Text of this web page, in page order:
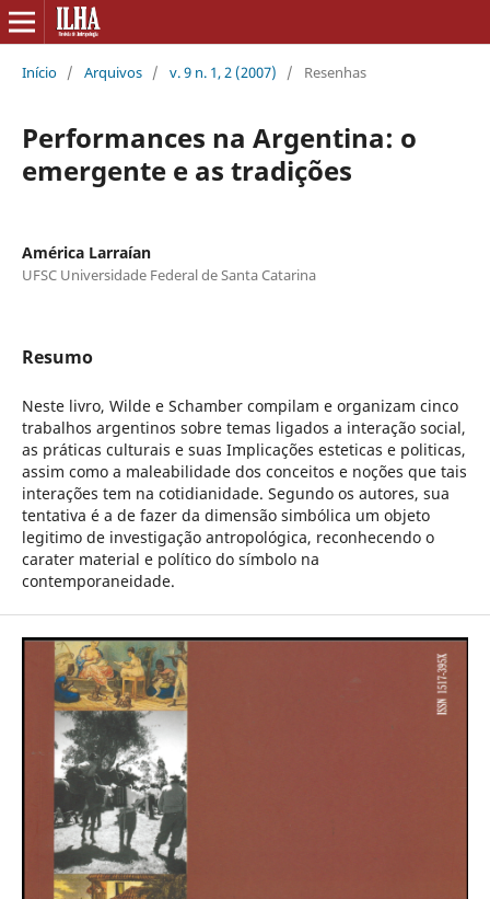
Início / Arquivos / v. 9 n. 1, 2 (2007) / Resenhas
Performances na Argentina: o
emergente e as tradições
América Larraían
UFSC Universidade Federal de Santa Catarina
Resumo
Neste livro, Wilde e Schamber compilam e organizam cinco
trabalhos argentinos sobre temas ligados a interação social,
as práticas culturais e suas Implicações esteticas e politicas,
assim como a maleabilidade dos conceitos e noções que tais
interações tem na cotidianidade. Segundo os autores, sua
tentativa é a de fazer da dimensão simbólica um objeto
legitimo de investigação antropológica, reconhecendo o
carater material e político do símbolo na
contemporaneidade.